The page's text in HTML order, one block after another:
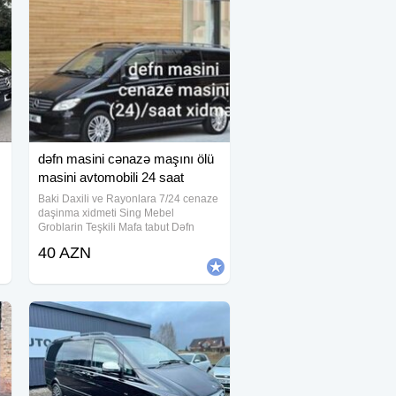
dəfn masini cənazə maşını ölü
masini avtomobili 24 saat
Baki Daxili ve Rayonlara 7/24 cenaze
daşinma xidmeti Sing Mebel
Groblarin Teşkili Mafa tabut Dəfn
cənazə aftomobilerin teskili seher
xidməti tabut və
40 AZN